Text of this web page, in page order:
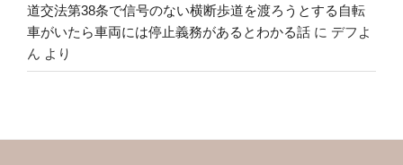
道交法第38条で信号のない横断歩道を渡ろうとする自転
車がいたら車両には停止義務があるとわかる話 に デフよ
ん より